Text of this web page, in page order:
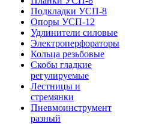
Подкладки УСП-8
Опоры УСП-12
Удлинители силовые
Электроперфораторы
Кольца резьбовые
Скобы гладкие
регулируемые
Лестницы и
стремянки
Пневмоинструмент
разный